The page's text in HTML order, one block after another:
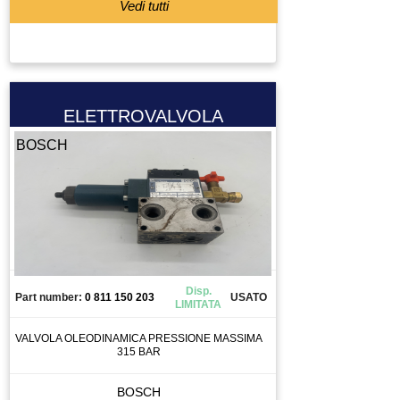
PROGRAMMATORE
PROLUNGA
PULEGGIA
PULSANTE
PULSANTIERA
QUADRO ELETTRICO
RAVVIVATORE
REGOLATORE DI FLUSSO
REGOLATORE DI PRESSIONE
Vedi tutti
ELETTROVALVOLA
BOSCH
Part number: 0 811 150 203
Disp.
LIMITATA
USATO
VALVOLA OLEODINAMICA PRESSIONE MASSIMA
315 BAR
BOSCH